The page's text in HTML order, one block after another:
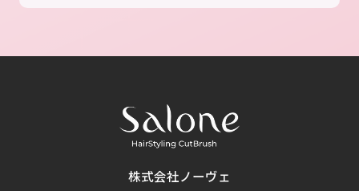
株式会社ノーヴェ